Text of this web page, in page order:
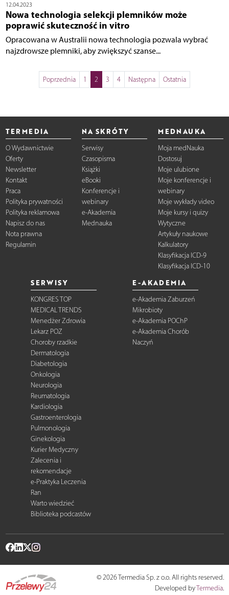
12.04.2023
Nowa technologia selekcji plemników może
poprawić skuteczność in vitro
Opracowana w Australii nowa technologia pozwala wybrać
najzdrowsze plemniki, aby zwiększyć szanse...
Poprzednia 1 2 3 4 Następna Ostatnia
TERMEDIA
O Wydawnictwie
Oferty
Newsletter
Kontakt
Praca
Polityka prywatności
Polityka reklamowa
Napisz do nas
Nota prawna
Regulamin
NA SKRÓTY
Serwisy
Czasopisma
Książki
eBooki
Konferencje i
webinary
e-Akademia
Mednauka
MEDNAUKA
Moja medNauka
Dostosuj
Moje ulubione
Moje konferencje i
webinary
Moje wykłady video
Moje kursy i quizy
Wytyczne
Artykuły naukowe
Kalkulatory
Klasyfikacja ICD-9
Klasyfikacja ICD-10
SERWISY
KONGRES TOP
MEDICAL TRENDS
Menedżer Zdrowia
Lekarz POZ
Choroby rzadkie
Dermatologia
Diabetologia
Onkologia
Neurologia
Reumatologia
Kardiologia
Gastroenterologia
Pulmonologia
Ginekologia
Kurier Medyczny
Zalecenia i
rekomendacje
e-Praktyka Leczenia
Ran
Warto wiedzieć
Biblioteka podcastów
E-AKADEMIA
e-Akademia Zaburzeń
Mikrobioty
e-Akademia POChP
e-Akademia Chorób
Naczyń
© 2026 Termedia Sp. z o.o. All rights reserved.
Developed byTermedia.